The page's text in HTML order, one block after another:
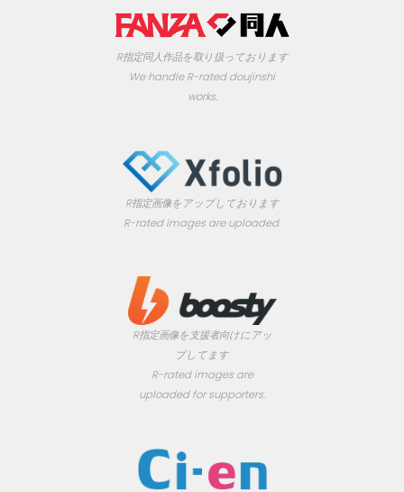
R指定同人作品を取り扱っております
We handle R-rated doujinshi
works.
R指定画像をアップしております
R-rated images are uploaded.
R指定画像を支援者向けにアッ
プしてます
R-rated images are
uploaded for supporters.